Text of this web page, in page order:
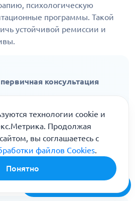
психологическую
программы. Такой
устойчивой ремиссии и
консультация
к наркологу. На
степень
состояние здоровья
технологии cookie и
Продолжая
вы соглашаетесь с
файлов Cookies.
Понятно
Бесплатная консультация